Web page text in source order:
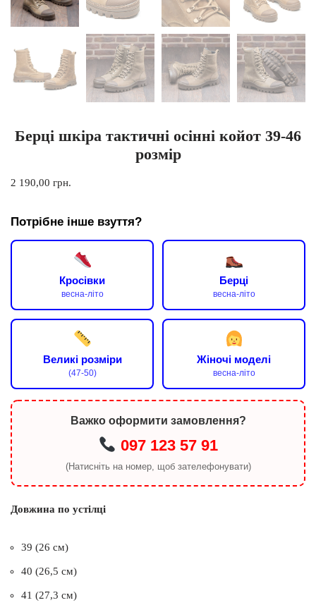
Берці шкіра тактичні осінні койот 39-46
розмір
2 190,00 грн.
Потрібне інше взуття?
Кросівки
весна-літо
Берці
весна-літо
Великі розміри
(47-50)
Жіночі моделі
весна-літо
Важко оформити замовлення?
097 123 57 91
(Натисніть на номер, щоб зателефонувати)
Довжина по устілці
39 (26 см)
40 (26,5 см)
41 (27,3 см)